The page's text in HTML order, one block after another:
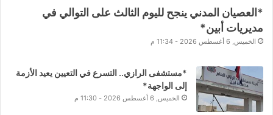
*العصيان المدني ينجح لليوم الثالث على التوالي في
مديريات أبين*
الخميس, 6 أغسطس 2026 - 11:34 م
*مستشفى الرازي.. التسرع في التعيين يعيد الأزمة
إلى الواجهة*
الخميس, 6 أغسطس 2026 - 11:30 م